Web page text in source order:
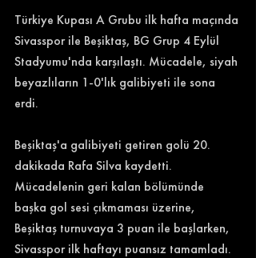
Türkiye Kupası A Grubu ilk hafta maçında
Sivasspor ile Beşiktaş, BG Grup 4 Eylül
Stadyumu'nda karşılaştı. Mücadele, siyah
beyazlıların 1-0'lık galibiyeti ile sona
erdi.
Beşiktaş'a galibiyeti getiren golü 20.
dakikada Rafa Silva kaydetti.
Mücadelenin geri kalan bölümünde
başka gol sesi çıkmaması üzerine,
Beşiktaş turnuvaya 3 puan ile başlarken,
Sivasspor ilk haftayı puansız tamamladı.